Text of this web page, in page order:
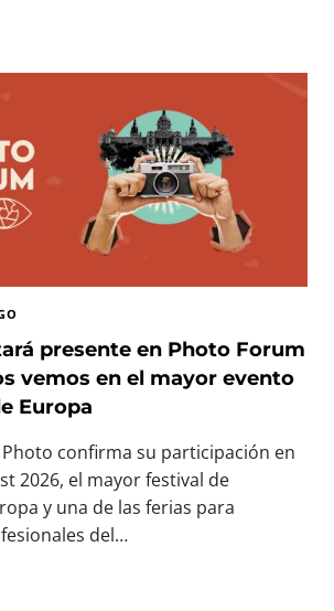
presente en Photo Forum
vemos en el mayor evento
Europa
Photo confirma su participación en
2026, el mayor festival de
y una de las ferias para
del…